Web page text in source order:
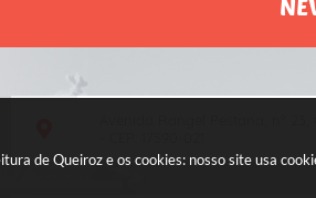
de Queiroz e os cookies: nosso site usa